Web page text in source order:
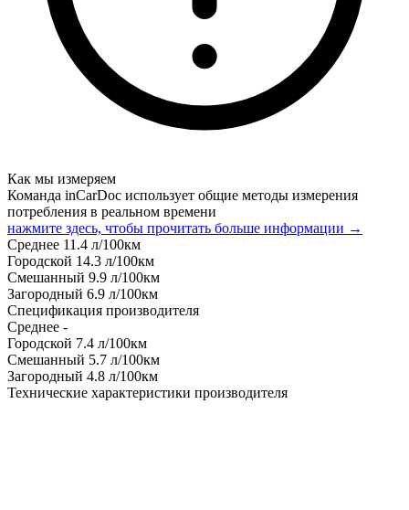
Как мы измеряем
Команда inCarDoc использует общие методы измерения
потребления в реальном времени
нажмите здесь, чтобы прочитать больше информации →
Среднее 11.4 л/100км
Городской 14.3 л/100км
Смешанный 9.9 л/100км
Загородный 6.9 л/100км
Спецификация производителя
Среднее -
Городской 7.4 л/100км
Смешанный 5.7 л/100км
Загородный 4.8 л/100км
Технические характеристики производителя